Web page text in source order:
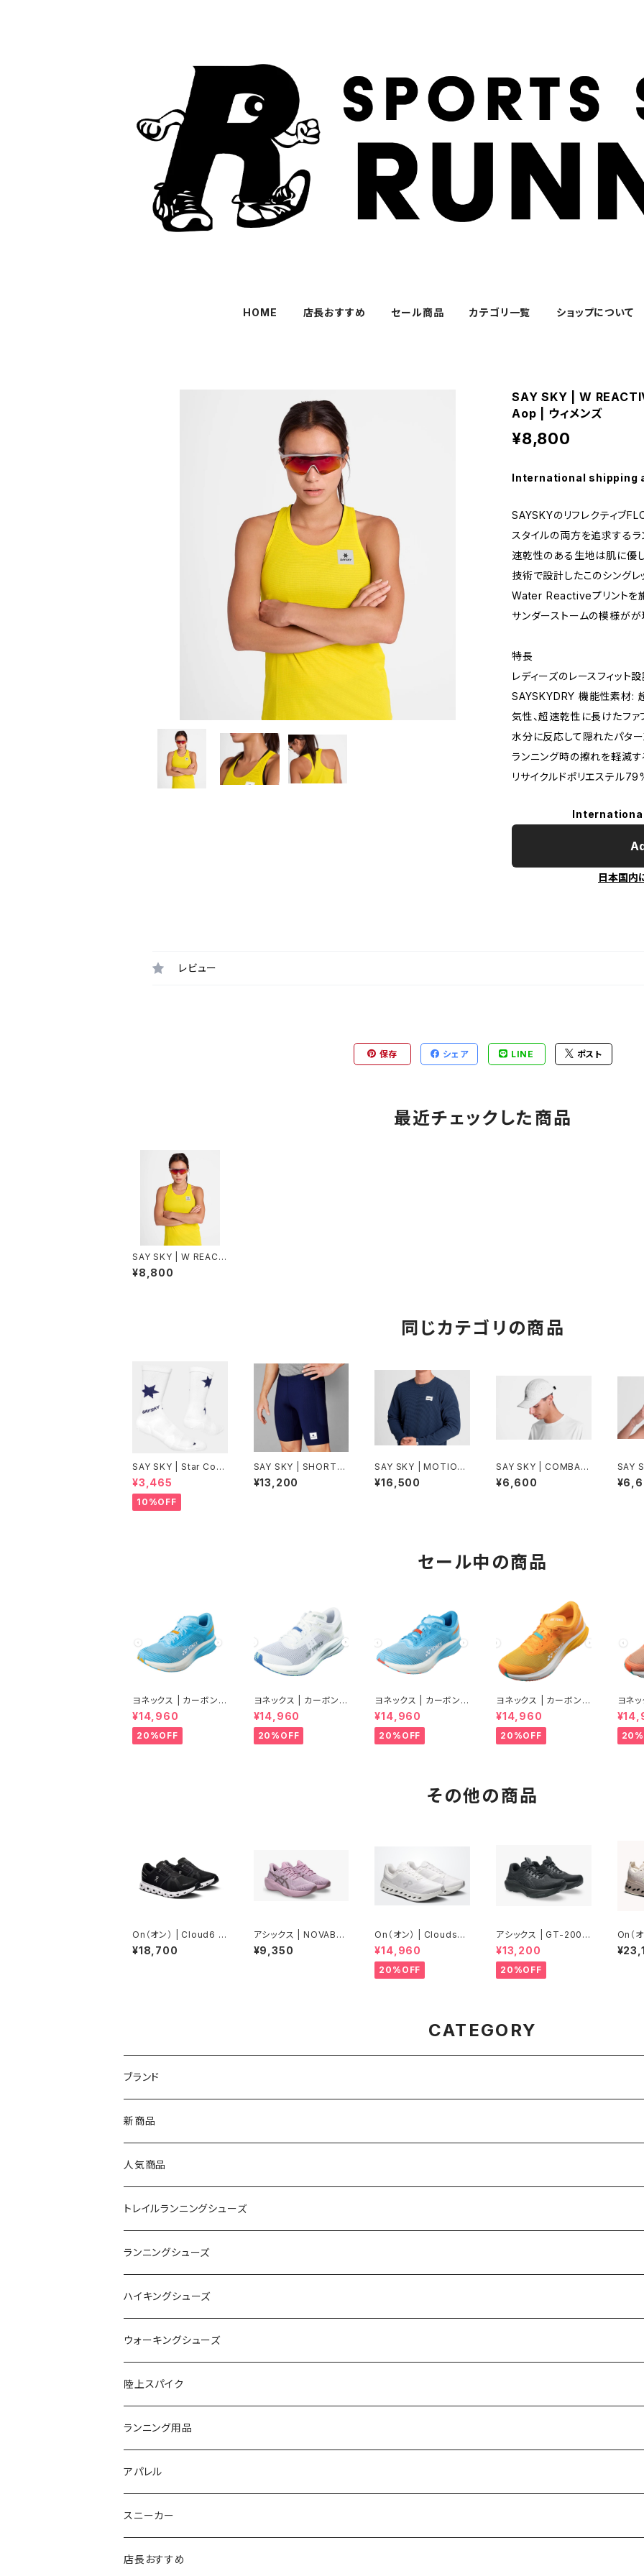
HOME 店長おすすめ セール商品 カテゴリ一覧 ショップについて
SAY SKY | W
Aop | ウィメンズ
¥8,800
International shipping
SAYSKYのリフレクティブ
スタイルの両方を追求する
速乾性のある生地は肌に優
技術で設計したこのシングレ
Water Reactiveプリントを
サンダーストームの模様がが
特長
レディーズのレースフィット
SAYSKYDRY 機能性素材:
気性、超速乾性に長けたファ
水分に反応して隠れたパタ
ランニング時の擦れを軽減
リサイクルドポリエステル
日本国内
レビュー
保存 シェア LINE ポスト
最近チェックした商品
SAY SKY | W REACT
IVE FLOW SINGLET
| Yellow Aop | ウィメ
¥8,800
同じカテゴリの商品
SAY SKY | Star Com
bat Socks 200 | Blu
e/White Aop | Unise
x
¥3,465
10%OFF
SAY SKY | SHORTTI
GHTS9INCH | BLUE
| Men
¥13,200
SAY SKY | MOTION
WAFFLELONGSLEEV
E | BLUE | Men
¥16,500
SAY SKY | COMBAT
CAP | WHITE | Unis
ex | OS
¥6,600
SAY
CAP
ex |
セール中の商品
ヨネックス | カーボンク
ルーズ エアラス | セル
リアンブルー | Women
¥14,960
20%OFF
ヨネックス | カーボンク
ルーズ エアラス | クー
ルホワイト | Women
¥14,960
20%OFF
ヨネックス | カーボンク
ルーズ エアラス | セル
リアンブルー | Men
¥14,960
20%OFF
ヨネックス | カーボンク
ルーズ エアラス | マン
ゴー | Men
¥14,960
20%OFF
ヨネ
ルー
チ |
その他の商品
On（オン） | Cloud6 |
Black/White | Wome
n
¥18,700
アシックス | NOVABLA
ST 6 GS | HAZYLILA
C/DARKPRUNE
¥9,350
On（オン） | Cloudsur
fer Next | White/Wh
ite | Men
¥14,960
20%OFF
アシックス | GT-2000
14 EXTRA WIDE | BL
ACK/GRAPHITE GRE
Y | Men
¥13,200
20%OFF
On（
fer
CATEGORY
ブランド
asics（アシックス）
On（オン）
YONEX（ヨネックス）
adidas（アディダス）
SAYSKY（セイスカイ）
NISHI（ニシ）
FOOTMAX（フットマックス）
SIDAS（シダス）
MIZUNO（ミズノ）
THE NORTH FACE
SPRINTS
新商品
人気商品
トレイルランニングシューズ
On
VIKING
asics
adidas
THE NORTH FACE
ランニングシューズ
On
adidas
asics
YONEX
MIZUNO
new balance
PUMA
ハイキングシューズ
On
VIKING
ウォーキングシューズ
YONEX
On
VIKING
陸上スパイク
asics
adidas
MIZUNO
ランニング用品
インソール
シダス
ソックス
FOOTMAX
ポーチ
アパレル
SAYSKY
THE NORTH FACE
スニーカー
THE NORTH FACE
店長おすすめ